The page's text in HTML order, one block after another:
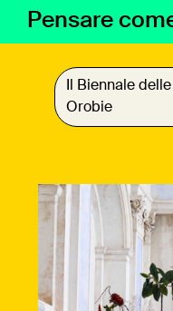
Pensare
Il Biennale delle
Orobie